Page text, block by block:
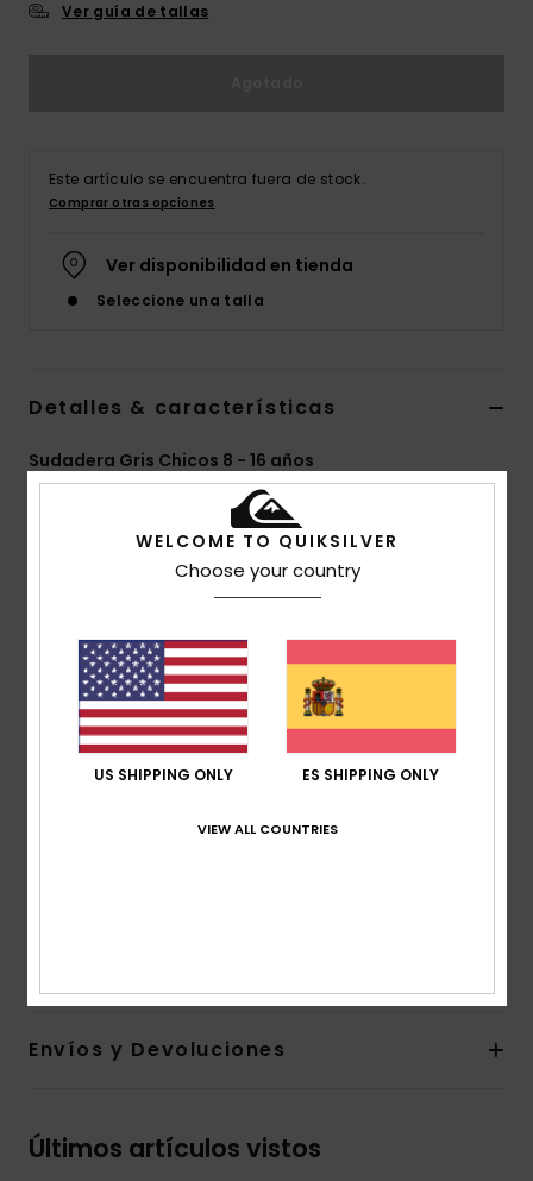
Ver guía de tallas
Este artículo se encuentra fuera de stock.
Comprar otras opciones
Ver disponibilidad en tienda
Seleccione una talla
Detalles & características
Sudadera Gris Chicos 8 - 16 años
Código de color
polar popover, mezcla de algodón y poliéster
corte:corte normal
Cuello:capucha con cuello
Mangas:Mangas largas
Cierre:diseño cerrado
Tejido interior:Forro de capucha con el tejido
principal
Envíos y Devoluciones
Últimos artículos vistos
WELCOME TO QUIKSILVER
Choose your country
US SHIPPING ONLY ES SHIPPING ONLY
VIEW ALL COUNTRIES